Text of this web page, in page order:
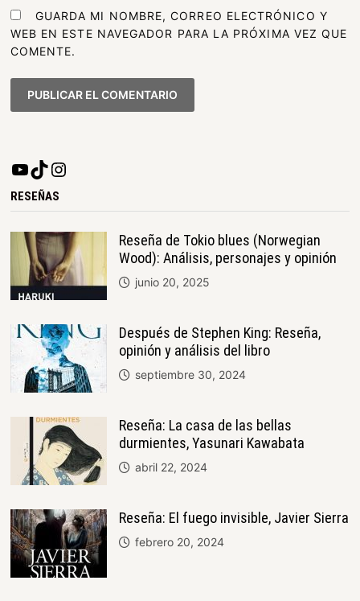
GUARDA MI NOMBRE, CORREO ELECTRÓNICO Y
WEB EN ESTE NAVEGADOR PARA LA PRÓXIMA VEZ QUE
COMENTE.
RESEÑAS
Reseña de Tokio blues (Norwegian
Wood): Análisis, personajes y opinión
junio 20, 2025
Después de Stephen King: Reseña,
opinión y análisis del libro
septiembre 30, 2024
Reseña: La casa de las bellas
durmientes, Yasunari Kawabata
abril 22, 2024
Reseña: El fuego invisible, Javier Sierra
febrero 20, 2024